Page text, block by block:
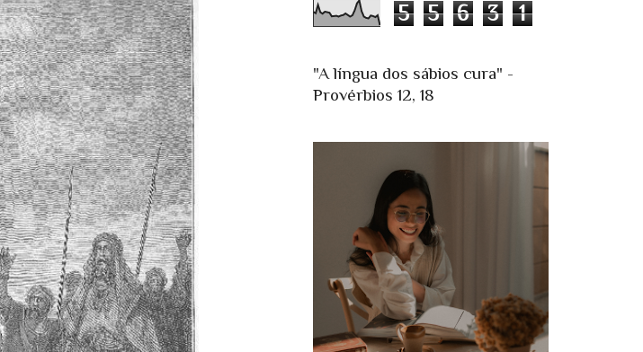
5 5 6 3 1
"A língua dos sábios cura" -
Provérbios 12, 18